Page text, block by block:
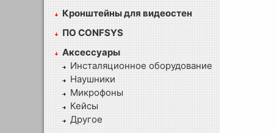
Кронштейны для видеостен
ПО CONFSYS
Аксессуары
Инсталяционное оборудование
Наушники
Микрофоны
Кейсы
Другое